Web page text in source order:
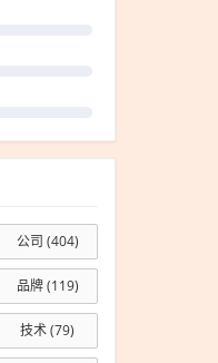
公司 (404)
品牌(119)
技术(79)